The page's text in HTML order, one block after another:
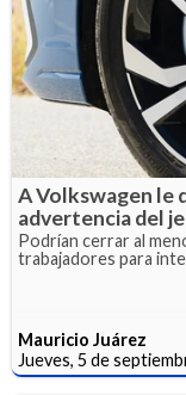
A Volkswagen le
advertencia del
Podrían cerrar al
trabajadores para
Mauricio Juárez
Jueves, 5 de